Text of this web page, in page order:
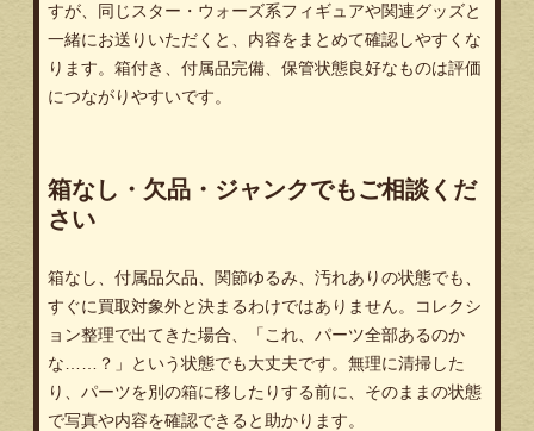
すが、同じスター・ウォーズ系フィギュアや関連グッズと
一緒にお送りいただくと、内容をまとめて確認しやすくな
ります。箱付き、付属品完備、保管状態良好なものは評価
につながりやすいです。
箱なし・欠品・ジャンクでもご相談くだ
さい
箱なし、付属品欠品、関節ゆるみ、汚れありの状態でも、
すぐに買取対象外と決まるわけではありません。コレクシ
ョン整理で出てきた場合、「これ、パーツ全部あるのか
な……？」という状態でも大丈夫です。無理に清掃した
り、パーツを別の箱に移したりする前に、そのままの状態
で写真や内容を確認できると助かります。